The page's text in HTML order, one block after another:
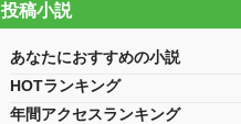
投稿小説
あなたにおすすめの小説
HOTランキング
年間アクセスランキング